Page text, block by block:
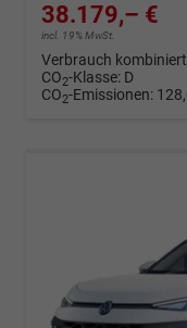
38.179,– €
incl. 19% MwSt.
Verbrauch
CO2-Klasse: D
CO2-Emissionen: